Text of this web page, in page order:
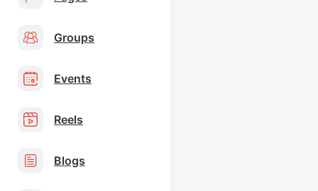
Groups
Events
Reels
Blogs